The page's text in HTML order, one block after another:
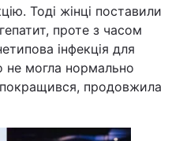
Тоді жінці поставили
проте з часом
інфекція для
не могла нормально
покращився, продовжила